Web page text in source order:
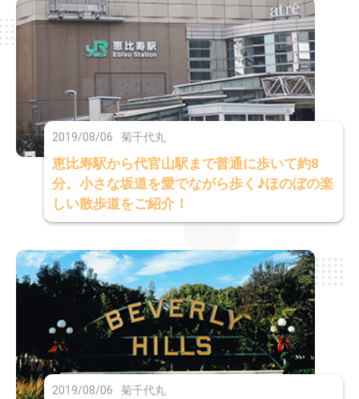
2019/08/06 菊千代丸
恵比寿駅から代官山駅まで普通に歩いて約8
分。小さな坂道を愛でながら歩く♪ほのぼの楽
しい散歩道をご紹介！
2019/08/06 菊千代丸